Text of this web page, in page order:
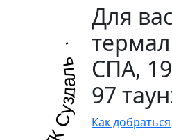
Для
СПА,
97
Как добраться